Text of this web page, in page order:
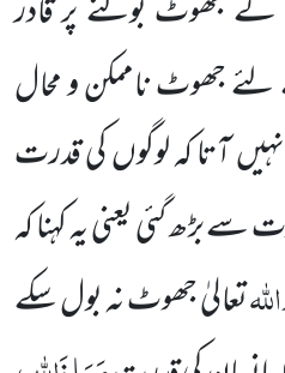
کے جھوٹ بولنے پر قادر
جھوٹ ناممکن و محال
آتا کہ لوگوں کی قدرت
سے بڑھ گئی یعنی یہ کہنا کہ
اللہتعالیٰ جھوٹ نہ بول سکے